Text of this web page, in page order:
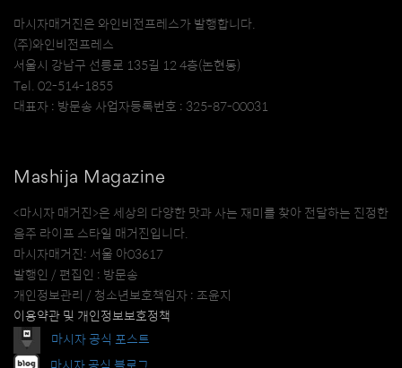
마시자매거진은 와인비전프레스가 발행합니다.
(주)와인비전프레스
서울시 강남구 선릉로 135길 12 4층(논현동)
Tel. 02-514-1855
대표자 : 방문송 사업자등록번호 : 325-87-00031
Mashija Magazine
<마시자 매거진>은 세상의 다양한 맛과 사는 재미를 찾아 전달하는 진정한
음주 라이프 스타일 매거진입니다.
마시자매거진: 서울 아03617
발행인 / 편집인 : 방문송
개인정보관리 / 청소년보호책임자 : 조윤지
이용약관 및 개인정보보호정책
마시자 공식 포스트